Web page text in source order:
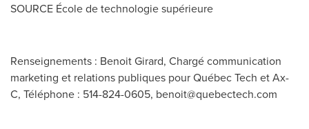
SOURCE École de technologie supérieure
Renseignements : Benoit Girard, Chargé communication
marketing et relations publiques pour Québec Tech et Ax-
C, Téléphone : 514-824-0605, benoit@quebectech.com